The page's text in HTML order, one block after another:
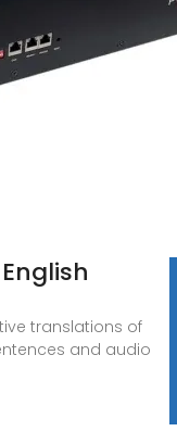
translations of
and audio